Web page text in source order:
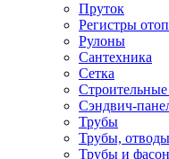
Пруток
Регистры
Рулоны
Сантехника
Сетка
Сэндвич-
Трубы
Трубы,
Трубы и